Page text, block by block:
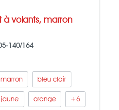
à volants, marron
140/164
marron bleu clair
jaune orange +6